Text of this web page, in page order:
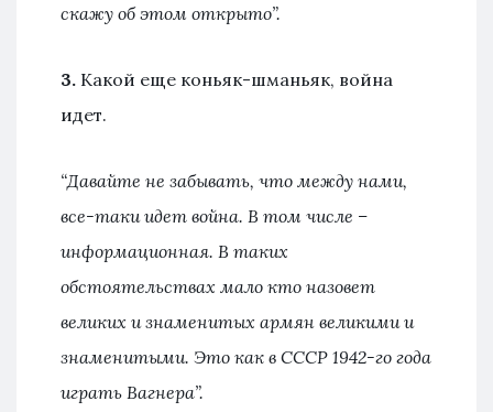
скажу об этом открыто”.
3. Какой еще коньяк-шманьяк, война
идет.
“Давайте не забывать, что между нами,
все-таки идет война. В том числе –
информационная. В таких
обстоятельствах мало кто назовет
великих и знаменитых армян великими и
знаменитыми. Это как в СССР 1942-го года
играть Вагнера”.